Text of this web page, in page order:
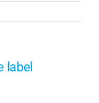
label